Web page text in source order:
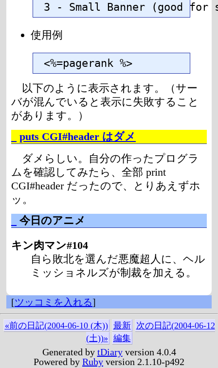
3 - Small Banner (good
使用例
<%=pagerank %>
以下のように表示されます。（サー
バが混んでいると表示に失敗すること
があります。）
puts CGI#header はダメ
ダメらしい。自分の作ったプログラ
ムを確認してみたら、全部 print
CGI#header だったので、とりあえずホ
ッ。
今日のアニメ
キン肉マン#104
自ら敗北を選んだ悪魔超人に、ヘル
ミッショネルズが制裁を加える。
[ツッコミを入れる]
«前の日記(2004-06-10 (木)) 最新
次の日記(2004-06-12
(土))» 編集
Generated by tDiaryversion 4.0.4
Powered by Ruby version 2.1.10-p492